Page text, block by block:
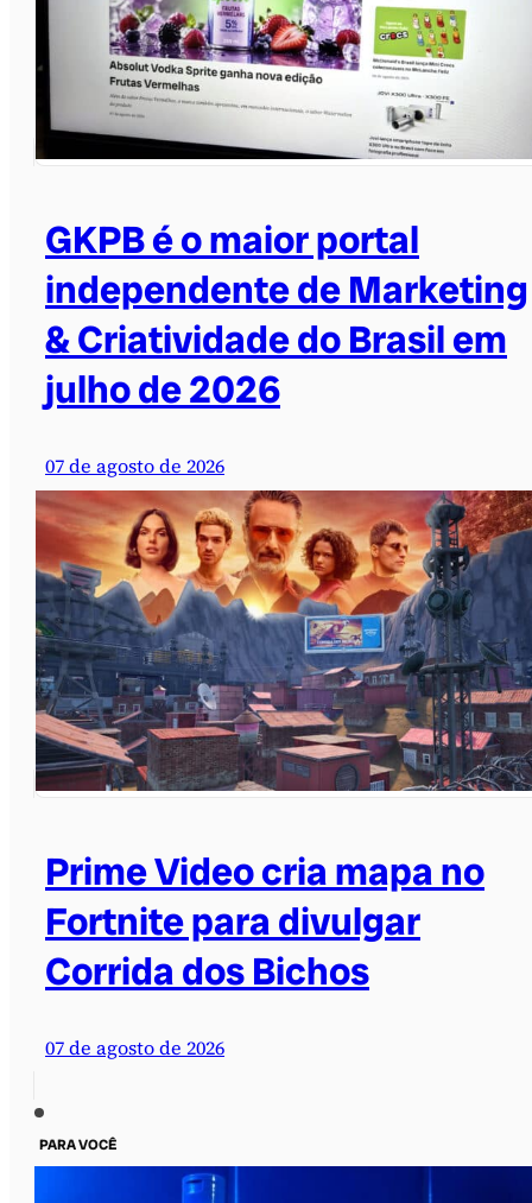
GKPB é o maior portal
independente de Marketing
& Criatividade do Brasil em
julho de 2026
07 de agosto de 2026
Prime Video cria mapa no
Fortnite para divulgar
Corrida dos Bichos
07 de agosto de 2026
PARA VOCÊ